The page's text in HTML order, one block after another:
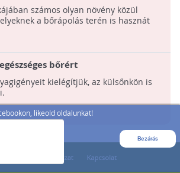
likeold oldalunkat!
Bezárás
számos olyan növény közül
a bőrápolás terén is hasznát
bőrért
kielégítjük, az külsőnkön is